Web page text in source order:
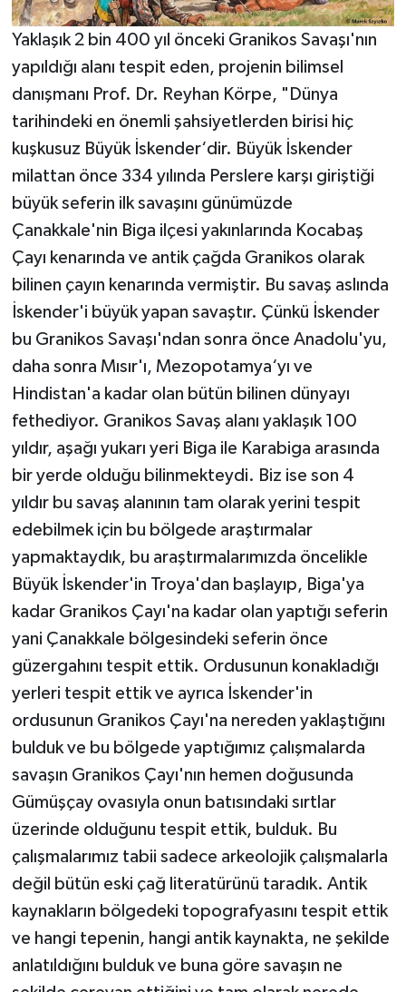
Yaklaşık 2 bin 400 yıl önceki Granikos Savaşı'nın
yapıldığı alanı tespit eden, projenin bilimsel
danışmanı Prof. Dr. Reyhan Körpe, "Dünya
tarihindeki en önemli şahsiyetlerden birisi hiç
kuşkusuz Büyük İskender‘dir. Büyük İskender
milattan önce 334 yılında Perslere karşı giriştiği
büyük seferin ilk savaşını günümüzde
Çanakkale'nin Biga ilçesi yakınlarında Kocabaş
Çayı kenarında ve antik çağda Granikos olarak
bilinen çayın kenarında vermiştir. Bu savaş aslında
İskender'i büyük yapan savaştır. Çünkü İskender
bu Granikos Savaşı'ndan sonra önce Anadolu'yu,
daha sonra Mısır'ı, Mezopotamya‘yı ve
Hindistan'a kadar olan bütün bilinen dünyayı
fethediyor. Granikos Savaş alanı yaklaşık 100
yıldır, aşağı yukarı yeri Biga ile Karabiga arasında
bir yerde olduğu bilinmekteydi. Biz ise son 4
yıldır bu savaş alanının tam olarak yerini tespit
edebilmek için bu bölgede araştırmalar
yapmaktaydık, bu araştırmalarımızda öncelikle
Büyük İskender'in Troya'dan başlayıp, Biga'ya
kadar Granikos Çayı'na kadar olan yaptığı seferin
yani Çanakkale bölgesindeki seferin önce
güzergahını tespit ettik. Ordusunun konakladığı
yerleri tespit ettik ve ayrıca İskender'in
ordusunun Granikos Çayı'na nereden yaklaştığını
bulduk ve bu bölgede yaptığımız çalışmalarda
savaşın Granikos Çayı'nın hemen doğusunda
Gümüşçay ovasıyla onun batısındaki sırtlar
üzerinde olduğunu tespit ettik, bulduk. Bu
çalışmalarımız tabii sadece arkeolojik çalışmalarla
değil bütün eski çağ literatürünü taradık. Antik
kaynakların bölgedeki topografyasını tespit ettik
ve hangi tepenin, hangi antik kaynakta, ne şekilde
anlatıldığını bulduk ve buna göre savaşın ne